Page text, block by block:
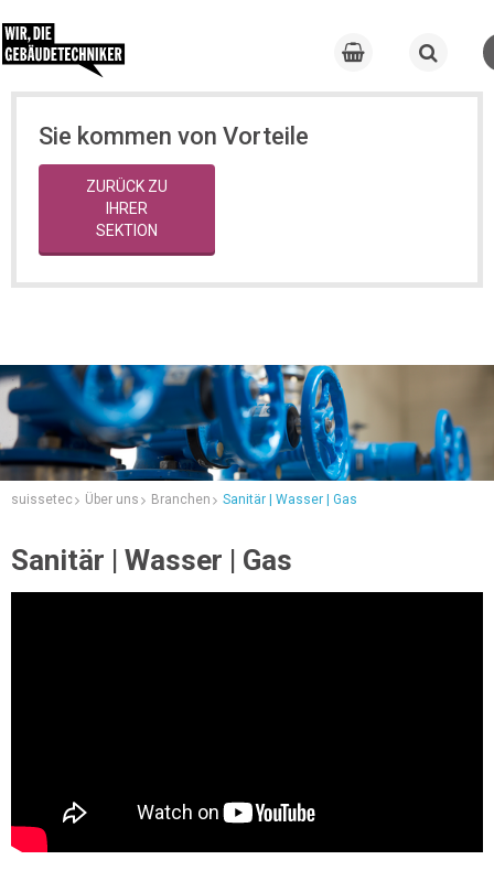
Sie kommen von Vorteile
ZURÜCK ZU
IHRER
SEKTION
suissetec Über uns Branchen Sanitär | Wasser | Gas
Sanitär | Wasser | Gas